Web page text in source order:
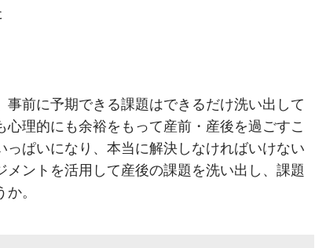
前に予期できる課題はできるだけ洗い出して
理的にも余裕をもって産前・産後を過ごすこ
ぱいになり、本当に解決しなければいけない
ントを活用して産後の課題を洗い出し、課題
。